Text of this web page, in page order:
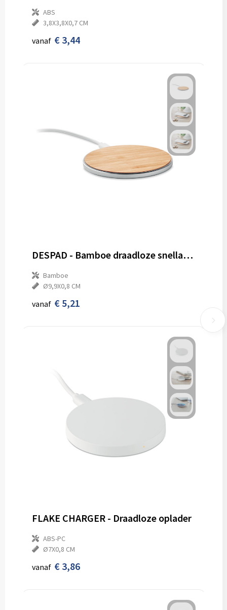
ABS
3,8X3,8X0,7 CM
vanaf € 3,44
DESPAD - Bamboe draadloze snellader
Bamboe
Ø9,9X0,8 CM
vanaf € 5,21
FLAKE CHARGER - Draadloze oplader
ABS-PC
Ø7X0,8 CM
vanaf € 3,86